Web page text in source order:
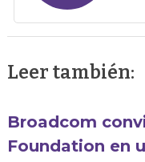
Leer también:
Broadcom
Foundation en